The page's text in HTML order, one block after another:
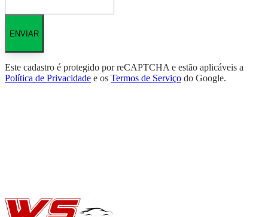
ENVIAR
Este cadastro é protegido por reCAPTCHA e estão aplicáveis a
Política de Privacidade e os Termos de Serviço do Google.